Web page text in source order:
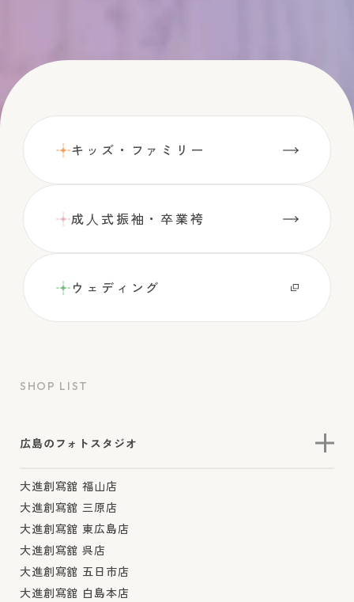
キッズ・ファミリー
成⼈式振袖・卒業袴
ウェディング
SHOP LIST
広島のフォトスタジオ
大進創寫舘 福山店
大進創寫舘 三原店
大進創寫舘 東広島店
大進創寫舘 呉店
大進創寫舘 五日市店
大進創寫舘 白島本店